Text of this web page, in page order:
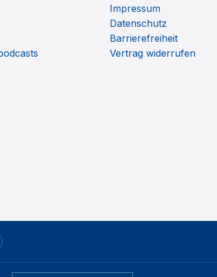
Impressum
Datenschutz
Barrierefreiheit
Vertrag widerrufen